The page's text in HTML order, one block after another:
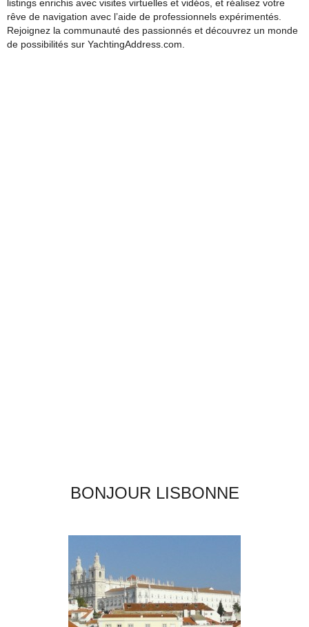
listings enrichis avec visites virtuelles et vidéos, et réalisez votre
rêve de navigation avec l’aide de professionnels expérimentés.
Rejoignez la communauté des passionnés et découvrez un monde
de possibilités sur YachtingAddress.com.
BONJOUR LISBONNE